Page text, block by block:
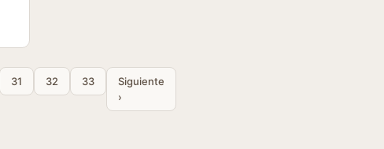
31 32 33
Siguiente
›